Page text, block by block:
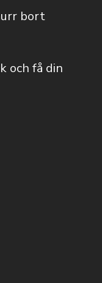
bort
och få din